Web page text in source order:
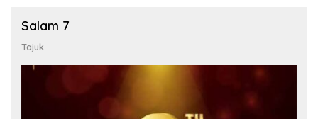
Salam 7
Tajuk